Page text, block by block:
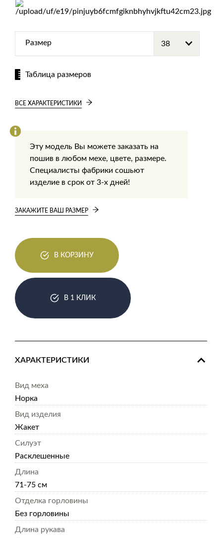
Размер
Таблица размеров
ВСЕ ХАРАКТЕРИСТИКИ
Эту модель Вы можете заказать на
пошив в любом мехе, цвете, размере.
Специалисты фабрики сошьют
изделие в срок от 3-х дней!
ЗАКАЖИТЕ ВАШ РАЗМЕР
В КОРЗИНУ
В 1 КЛИК
ХАРАКТЕРИСТИКИ
Вид меха
Норка
Вид изделия
Жакет
Силуэт
Расклешенные
Длина
71-75 см
Отделка горловины
Без горловины
Длина рукава